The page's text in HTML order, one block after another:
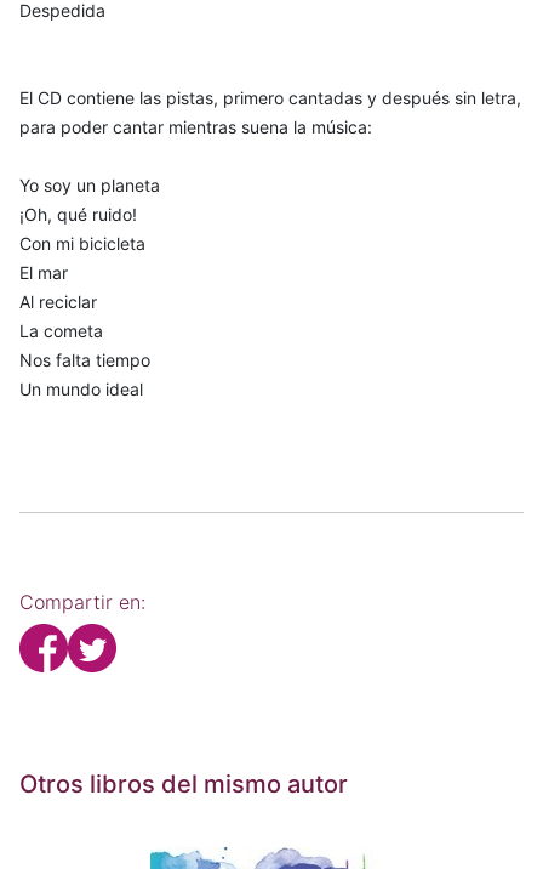
Despedida
El CD contiene las pistas, primero cantadas y después sin letra,
para poder cantar mientras suena la música:
Yo soy un planeta
¡Oh, qué ruido!
Con mi bicicleta
El mar
Al reciclar
La cometa
Nos falta tiempo
Un mundo ideal
Compartir en:
Otros libros del mismo autor